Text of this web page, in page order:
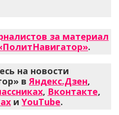
за материал
.
на новости
вЯндекс.Дзен,
, Вконтакте,
и YouTube.